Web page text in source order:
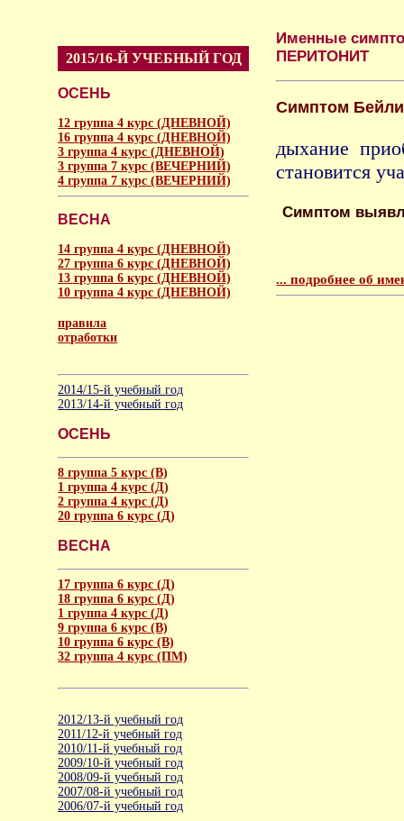
2015/16-Й УЧЕБНЫЙ ГОД
ОСЕНЬ
12 группа 4 курс (ДНЕВНОЙ)
16 группа 4 курс (ДНЕВНОЙ)
3 группа 4 курс (ДНЕВНОЙ)
3 группа 7 курс (ВЕЧЕРНИЙ)
4 группа 7 курс (ВЕЧЕРНИЙ)
ВЕСНА
14 группа 4 курс (ДНЕВНОЙ)
27 группа 6 курс (ДНЕВНОЙ)
13 группа 6 курс (ДНЕВНОЙ)
10 группа 4 курс (ДНЕВНОЙ)
правила
отработки
2014/15-й учебный год
2013/14-й учебный год
ОСЕНЬ
8 группа 5 курс (В)
1 группа 4 курс (Д)
2 группа 4 курс (Д)
20 группа 6 курс (Д)
ВЕСНА
17 группа 6 курс (Д)
18 группа 6 курс (Д)
1 группа 4 курс (Д)
9 группа 6 курс (В)
10 группа 6 курс (В)
32 группа 4 курс (ПМ)
2012/13-й учебный год
2011/12-й учебный год
2010/11-й учебный год
2009/10-й учебный год
2008/09-й учебный год
2007/08-й учебный год
2006/07-й учебный год
Именные
ПЕРИТОНИТ
Симптом
дыхание
становится
Симптом
... подробнее об